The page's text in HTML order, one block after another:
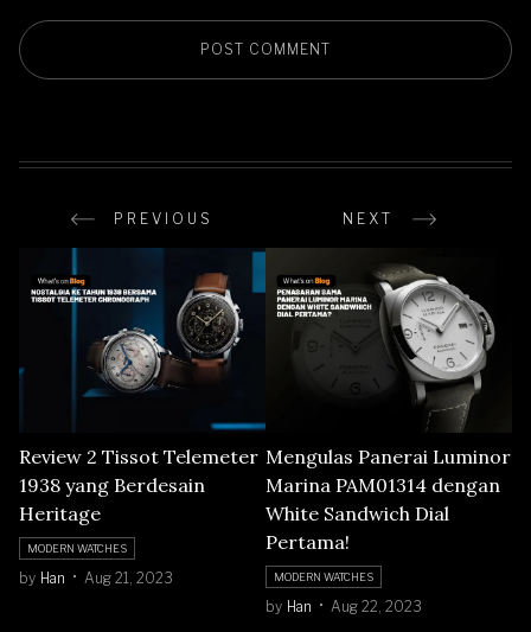
PREVIOUS NEXT
Review 2 Tissot Telemeter
1938 yang Berdesain
Heritage
MODERN WATCHES
by Han Aug 21, 2023
Mengulas Panerai Luminor
Marina PAM01314 dengan
White Sandwich Dial
Pertama!
MODERN WATCHES
by Han Aug 22, 2023